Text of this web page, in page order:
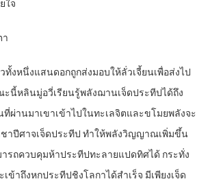
ใจ
ทั้งหนึ่งแสนดอกถูกส่งมอบให้ลั่วเจี้ยนเพื่อส่งไป
นี้หลินมู่อวี่เรียนรู้พลังฌานเจ็ดประทีปได้ถึง
ผ่านมาเขาเข้าไปในทะเลจิตและขโมยพลังจะ
ปีศาจเจ็ดประทีป ทำให้พลังวิญญาณเพิ่มขึ้น
ารถควบคุมห้าประทีปทะลายแปดทิศได้ กระทั่ง
าถึงหกประทีปชิงโลกาได้สำเร็จ มีเพียงเจ็ด